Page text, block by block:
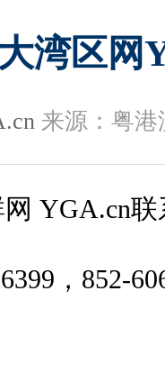
湾区网
来源：粤港
YGA.cn
，852-